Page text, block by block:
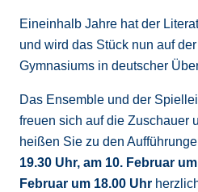
Eineinhalb Jahre hat der
und wird das Stück nun auf
Gymnasiums in deutscher
Das Ensemble und der
freuen sich auf die Zuschauer
heißen Sie zu den
19.30 Uhr, am 10. Februar
Februar um 18.00 Uhr